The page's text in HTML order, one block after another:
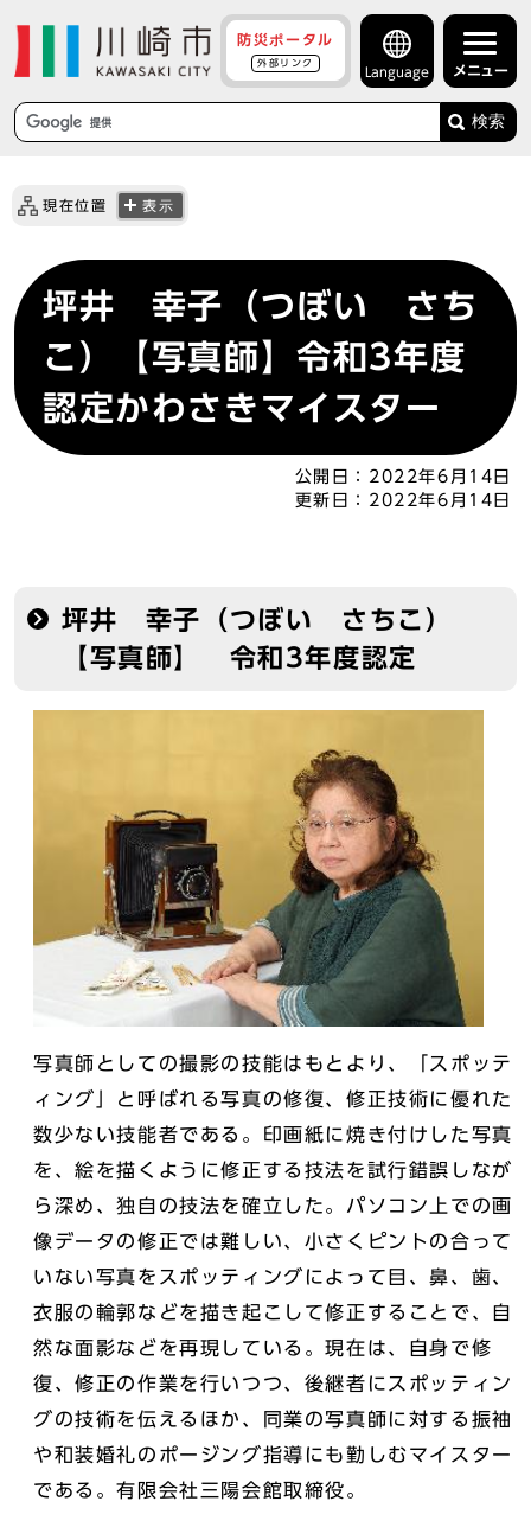
防災ポータル
外部リンク
Language メニュー
検索
現在位置 表示
坪井 幸子（つぼい さち
こ）【写真師】令和3年度
認定かわさきマイスター
公開日： 2022年6月14日
更新日： 2022年6月14日
坪井 幸子（つぼい さちこ）
【写真師】 令和3年度認定
写真師としての撮影の技能はもとより、「スポッテ
ィング」と呼ばれる写真の修復、修正技術に優れた
数少ない技能者である。印画紙に焼き付けした写真
を、絵を描くように修正する技法を試行錯誤しなが
ら深め、独自の技法を確立した。パソコン上での画
像データの修正では難しい、小さくピントの合って
いない写真をスポッティングによって目、鼻、歯、
衣服の輪郭などを描き起こして修正することで、自
然な面影などを再現している。現在は、自身で修
復、修正の作業を行いつつ、後継者にスポッティン
グの技術を伝えるほか、同業の写真師に対する振袖
や和装婚礼のポージング指導にも勤しむマイスター
である。有限会社三陽会館取締役。